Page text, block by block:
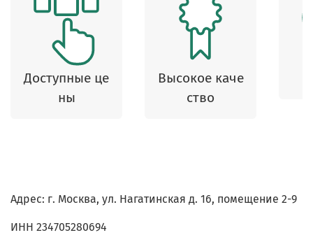
Доступные це
ны
Высокое каче
ство
Адрес: г. Москва, ул. Нагатинская д. 16, помещение 2-9
ИНН 234705280694